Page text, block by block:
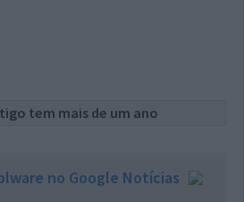
tem mais de um ano
no Google Notícias